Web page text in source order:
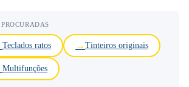
Teclados ratos Tinteiros originais
Multifunções